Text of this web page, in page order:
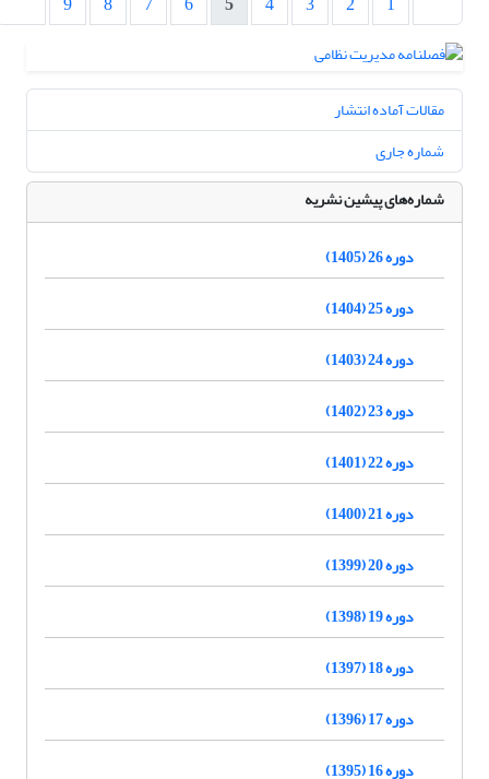
مقالات آماده انتشار
شماره جاری
شماره‌های پیشین نشریه
دوره 26 (1405)
دوره 25 (1404)
دوره 24 (1403)
دوره 23 (1402)
دوره 22 (1401)
دوره 21 (1400)
دوره 20 (1399)
دوره 19 (1398)
دوره 18 (1397)
دوره 17 (1396)
دوره 16 (1395)